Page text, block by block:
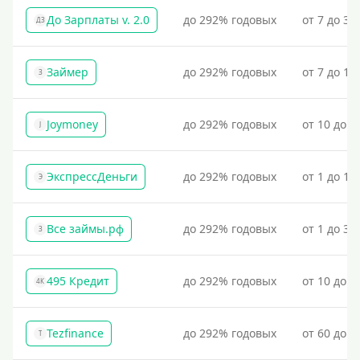
ДЗ До Зарплаты v. 2.0 до 292% годовых от 7 до
З Займер до 292% годовых от 7 до
J Joymoney до 292% годовых от 10 до
Э ЭкспрессДеньги до 292% годовых от 1 до
З Все займы.рф до 292% годовых от 1 до
4К 495 Кредит до 292% годовых от 10 до
T Tezfinance до 292% годовых от 60 до